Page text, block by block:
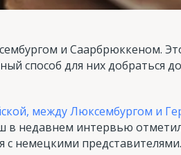
и Саарбрюккеном.
способ для них добраться
между Люксембургом и
в недавнем интервью
немецкими представителями.